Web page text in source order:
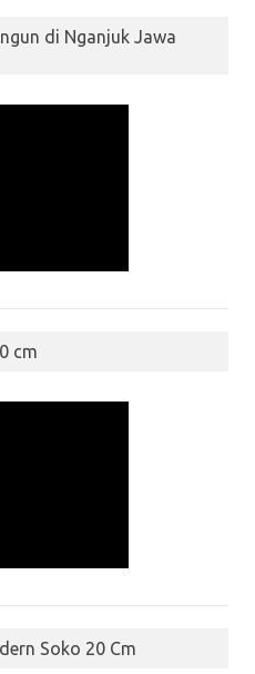
di Nganjuk Jawa
cm
Soko 20 Cm